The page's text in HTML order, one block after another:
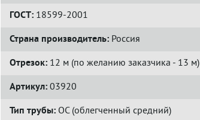
ГОСТ: 18599-2001
Страна производитель: Россия
Отрезок: 12 м (по желанию заказчика - 13 м)
Артикул: 03920
Тип трубы: ОС (облегченный средний)